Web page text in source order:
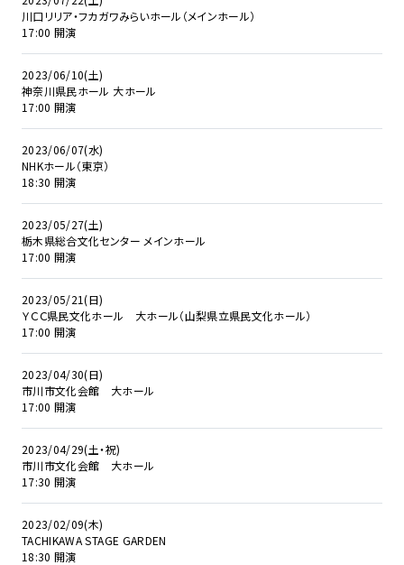
川口リリア・フカガワみらいホール（メインホール）
17:00 開演
2023/06/10(土)
神奈川県民ホール 大ホール
17:00 開演
2023/06/07(水)
NHKホール（東京）
18:30 開演
2023/05/27(土)
栃木県総合文化センター メインホール
17:00 開演
2023/05/21(日)
ＹＣＣ県民文化ホール 大ホール（山梨県立県民文化ホール）
17:00 開演
2023/04/30(日)
市川市文化会館 大ホール
17:00 開演
2023/04/29(土・祝)
市川市文化会館 大ホール
17:30 開演
2023/02/09(木)
TACHIKAWA STAGE GARDEN
18:30 開演